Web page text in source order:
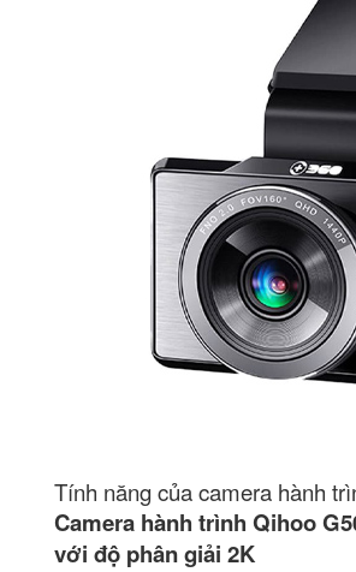
Tính năng của camera hành
Camera hành trình Qihoo
với độ phân giải 2K